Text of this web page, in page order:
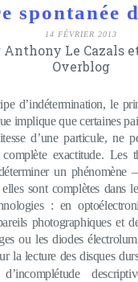
spontanée
14 FÉVRIER 2013
Anthony Le Cazals
Overblog
d’indétermination, le
implique que certaines
d’une particule, ne
exactitude. Les
un
sont complètes dans
: en
photographiques et
ou les diodes
la lecture des disques